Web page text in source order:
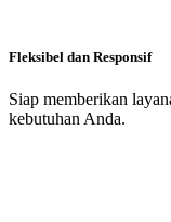
Fleksibel dan Responsif
Siap memberikan
kebutuhan Anda.